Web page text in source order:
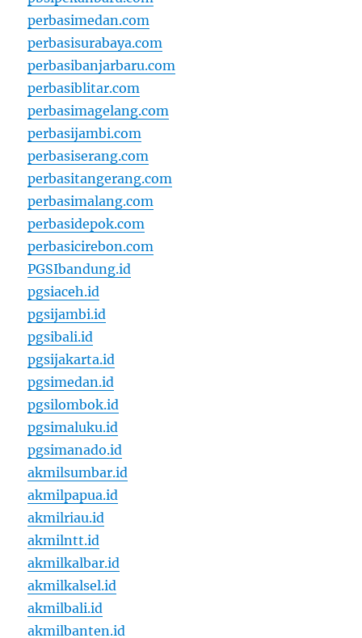
perbasimedan.com
perbasisurabaya.com
perbasibanjarbaru.com
perbasiblitar.com
perbasimagelang.com
perbasijambi.com
perbasiserang.com
perbasitangerang.com
perbasimalang.com
perbasidepok.com
perbasicirebon.com
PGSIbandung.id
pgsiaceh.id
pgsijambi.id
pgsibali.id
pgsijakarta.id
pgsimedan.id
pgsilombok.id
pgsimaluku.id
pgsimanado.id
akmilsumbar.id
akmilpapua.id
akmilriau.id
akmilntt.id
akmilkalbar.id
akmilkalsel.id
akmilbali.id
akmilbanten.id